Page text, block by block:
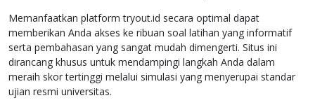
Memanfaatkan platform tryout.id secara optimal dapat
memberikan Anda akses ke ribuan soal latihan yang informatif
serta pembahasan yang sangat mudah dimengerti. Situs ini
dirancang khusus untuk mendampingi langkah Anda dalam
meraih skor tertinggi melalui simulasi yang menyerupai standar
ujian resmi universitas.